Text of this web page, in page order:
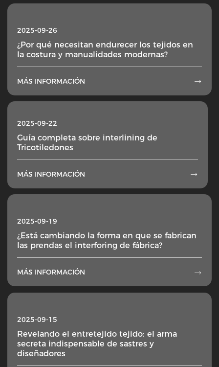
2025-09-26
¿Por qué necesitan endurecer los tejidos en
la costura y manualidades modernas?
MÁS INFORMACIÓN 
2025-09-22
Guía completa sobre interlining de
Tricotiledones
MÁS INFORMACIÓN 
2025-09-19
¿Está cambiando la forma en que se fabrican
las prendas el interforing de fábrica?
MÁS INFORMACIÓN 
2025-09-15
Revelando el entretejido tejido: el arma
secreta indispensable de sastres y
diseñadores